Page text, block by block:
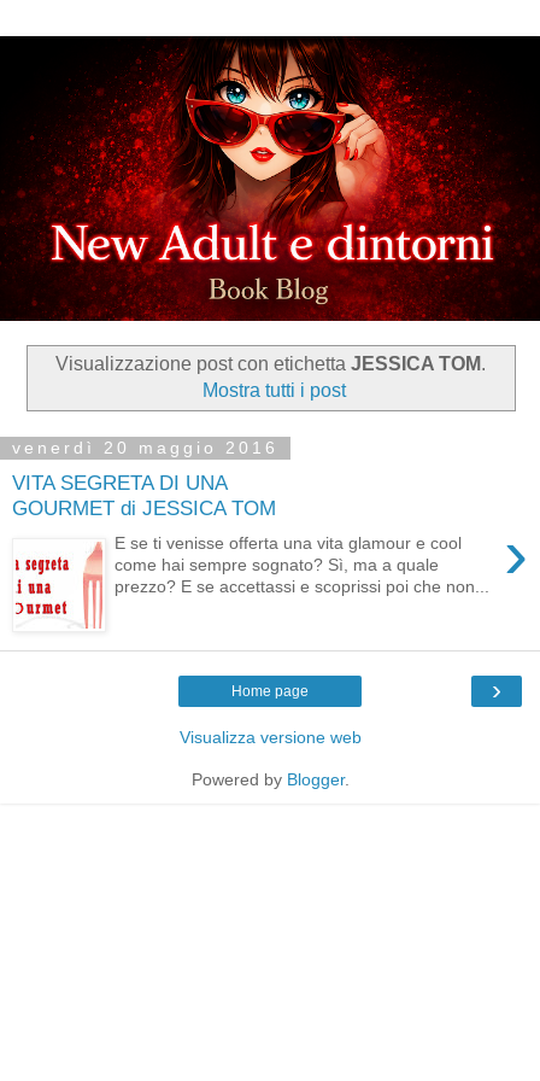
Visualizzazione post con etichetta JESSICA TOM.
Mostra tutti i post
venerdì 20 maggio 2016
VITA SEGRETA DI UNA
GOURMET di JESSICA TOM
›
E se ti venisse offerta una vita glamour e cool
come hai sempre sognato? Sì, ma a quale
prezzo? E se accettassi e scoprissi poi che non...
›
Home page
Visualizza versione web
Powered by Blogger.